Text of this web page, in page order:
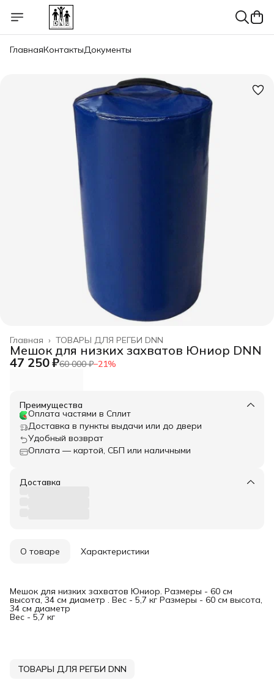
ГлавнаяКонтактыДокументы
ТОВАРЫ ДЛЯ РЕГБИ DNN
Главная ›
Мешок для низких захватов Юниор DNN
47 250 ₽60 000 ₽−21%
Преимущества
Оплата частями в Сплит
Доставка в пункты выдачи или до двери
Удобный возврат
Оплата — картой, СБП или наличными
Доставка
О товаре Характеристики
Мешок для низких захватов Юниор. Размеры - 60 см
высота, 34 см диаметр . Вес - 5,7 кг Размеры - 60 см высота,
34 см диаметр
Вес - 5,7 кг
ТОВАРЫ ДЛЯ РЕГБИ DNN